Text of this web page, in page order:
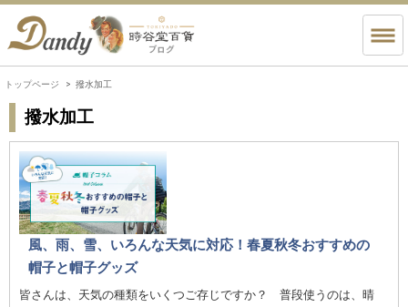
トップページ 撥水加工
撥水加工
風、雨、雪、いろんな天気に対応！春夏秋冬おすすめの
帽子と帽子グッズ
皆さんは、天気の種類をいくつご存じですか？ 普段使うのは、晴